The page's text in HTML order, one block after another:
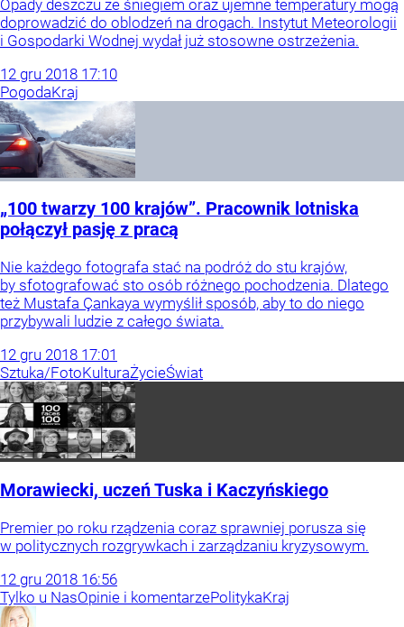
Opady deszczu ze śniegiem oraz ujemne temperatury mogą
doprowadzić do oblodzeń na drogach. Instytut Meteorologii
i Gospodarki Wodnej wydał już stosowne ostrzeżenia.
12 gru 2018 17:10
PogodaKraj
„100 twarzy 100 krajów”. Pracownik lotniska
połączył pasję z pracą
Nie każdego fotografa stać na podróż do stu krajów,
by sfotografować sto osób różnego pochodzenia. Dlatego
też Mustafa Çankaya wymyślił sposób, aby to do niego
przybywali ludzie z całego świata.
12 gru 2018 17:01
Sztuka/FotoKulturaŻycieŚwiat
Morawiecki, uczeń Tuska i Kaczyńskiego
Premier po roku rządzenia coraz sprawniej porusza się
w politycznych rozgrywkach i zarządzaniu kryzysowym.
12 gru 2018 16:56
Tylko u NasOpinie i komentarzePolitykaKraj